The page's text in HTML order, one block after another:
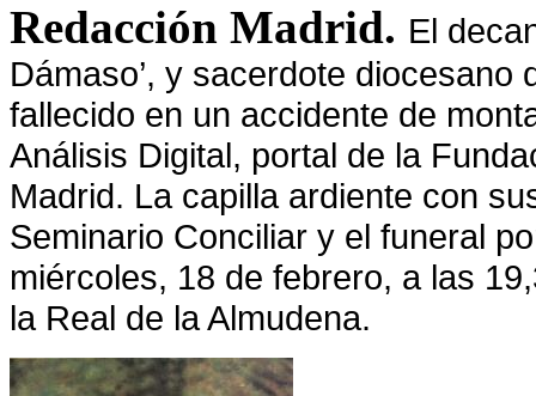
Redacción Madrid. El
Dámaso’, y sacerdote
fallecido en un accidente de
Análisis Digital, portal de la
Madrid. La capilla ardiente con
Seminario Conciliar y el funeral
miércoles, 18 de febrero, a las
la Real de la Almudena.